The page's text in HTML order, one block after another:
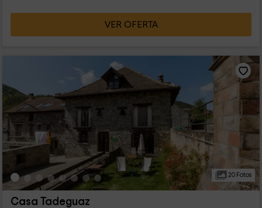
VER OFERTA
20 Fotos
Casa Tadeguaz